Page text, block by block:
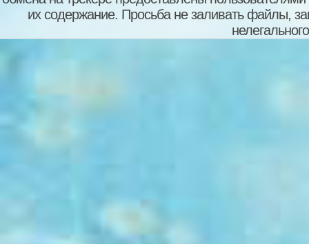
их содержание. Просьба не заливать файлы,